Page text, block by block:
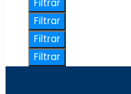
Filtrar
Filtrar
Filtrar
Filtrar